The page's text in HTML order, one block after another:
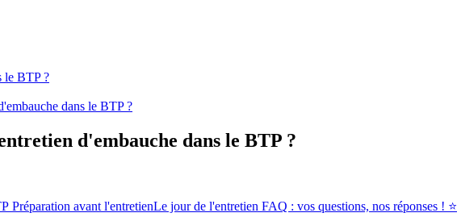
le BTP ?
dans le BTP ?
d'embauche dans le BTP ?
Préparation avant l'entretienLe jour de l'entretien FAQ : vos questions, nos réponses ! ⭐